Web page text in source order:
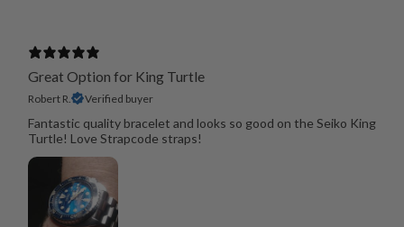
Great Option for King Turtle
Robert R. Verified buyer
Fantastic quality bracelet and looks so good on the Seiko King
Turtle! Love Strapcode straps!